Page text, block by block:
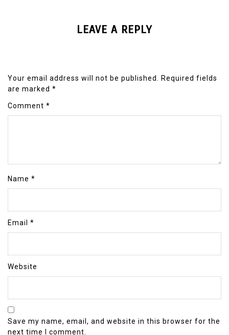
LEAVE A REPLY
Your email address will not be published. Required fields
are marked *
Comment *
Name *
Email *
Website
Save my name, email, and website in this browser for the
next time I comment.